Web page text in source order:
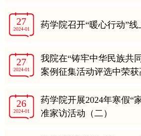
27
2024-01 药学院召开“暖心行动”
27
2024-01
我院在“铸牢中华民族共
案例征集活动评选中荣
26
2024-01
药学院开展2024年寒假“
准家访活动（二）